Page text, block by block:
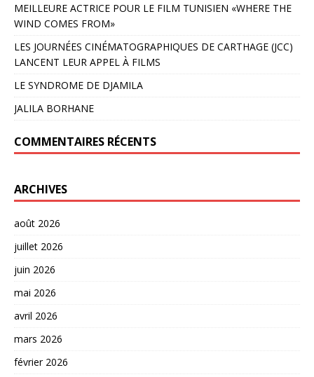
MEILLEURE ACTRICE POUR LE FILM TUNISIEN «WHERE THE
WIND COMES FROM»
LES JOURNÉES CINÉMATOGRAPHIQUES DE CARTHAGE (JCC)
LANCENT LEUR APPEL À FILMS
LE SYNDROME DE DJAMILA
JALILA BORHANE
COMMENTAIRES RÉCENTS
ARCHIVES
août 2026
juillet 2026
juin 2026
mai 2026
avril 2026
mars 2026
février 2026